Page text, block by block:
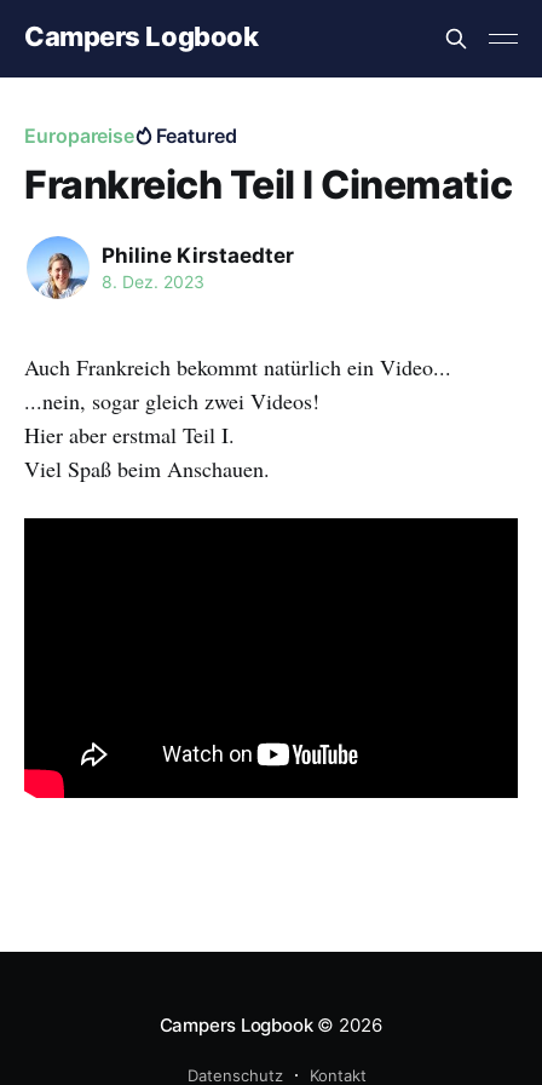
Campers Logbook
Europareise Featured
Frankreich Teil I Cinematic
Philine Kirstaedter
8. Dez. 2023
Auch Frankreich bekommt natürlich ein Video...
...nein, sogar gleich zwei Videos!
Hier aber erstmal Teil I.
Viel Spaß beim Anschauen.
Campers Logbook© 2026
Datenschutz Kontakt